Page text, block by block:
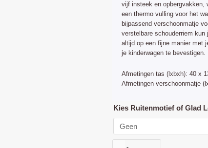
vijf insteek en opbergvakken,
een thermo vulling voor het
bijpassend verschoonmatje
verstelbare schouderriem
altijd op een fijne manier met
je kinderwagen te bevestigen.
Afmetingen tas (lxbxh): 40 x
Afmetingen verschoonmatje
Kies Ruitenmotief of Glad
Luiertas
Creme
Leer